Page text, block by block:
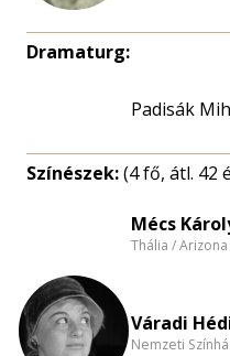
Dramaturg:
Padisák
Színészek:(4 fő, átl. 42
Mécs
Thália /
Váradi
Nemzeti